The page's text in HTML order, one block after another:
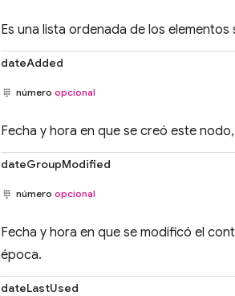
Es una lista ordenada de los
dateAdded
número opcional
Fecha y hora en que se creó este
dateGroupModified
número opcional
Fecha y hora en que se modificó el
época.
dateLastUsed